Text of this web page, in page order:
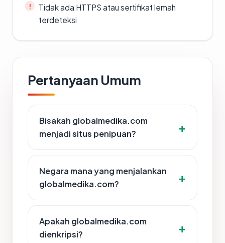
Tidak ada HTTPS atau sertifikat lemah
terdeteksi
Pertanyaan Umum
Bisakah globalmedika.com
menjadi situs penipuan?
Negara mana yang menjalankan
globalmedika.com?
Apakah globalmedika.com
dienkripsi?